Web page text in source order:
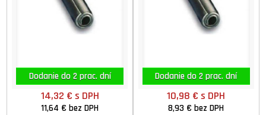
Dodanie do 2 prac. dní
14,32 € s DPH
11,64 €bez DPH
Dodanie do 2 prac. dní
10,98 €s DPH
8,93 €bez DPH